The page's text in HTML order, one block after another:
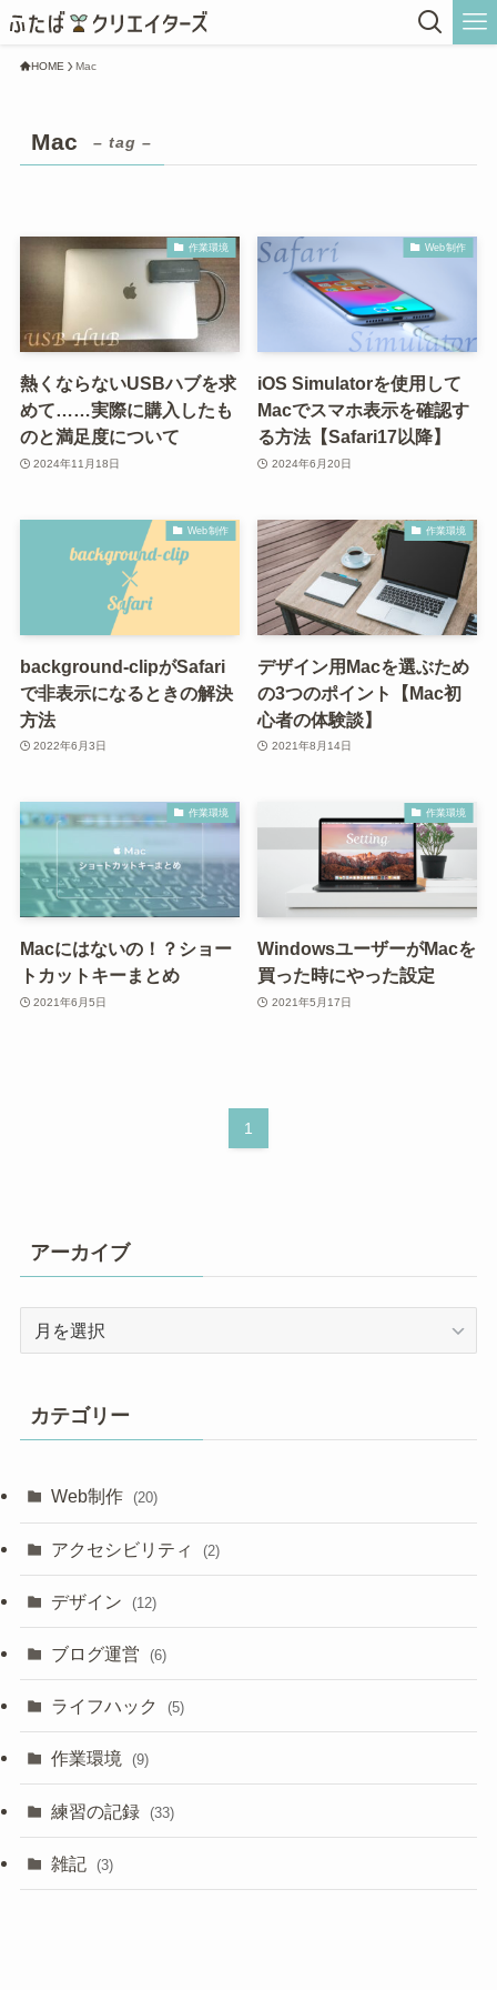
HOME Mac
Mac – tag –
作業環境
熱くならないUSBハブを求
めて……実際に購入したも
のと満足度について
2024年11月18日
Web制作
iOS Simulatorを使用して
Macでスマホ表示を確認す
る方法【Safari17以降】
2024年6月20日
Web制作
background-clipがSafari
で非表示になるときの解決
方法
2022年6月3日
作業環境
デザイン用Macを選ぶため
の3つのポイント【Mac初
心者の体験談】
2021年8月14日
作業環境
Macにはないの！？ショー
トカットキーまとめ
2021年6月5日
作業環境
WindowsユーザーがMacを
買った時にやった設定
2021年5月17日
1
アーカイブ
ブ
カテゴリー
Web制作 (20)
アクセシビリティ (2)
デザイン (12)
ブログ運営 (6)
ライフハック (5)
作業環境 (9)
練習の記録 (33)
雑記 (3)